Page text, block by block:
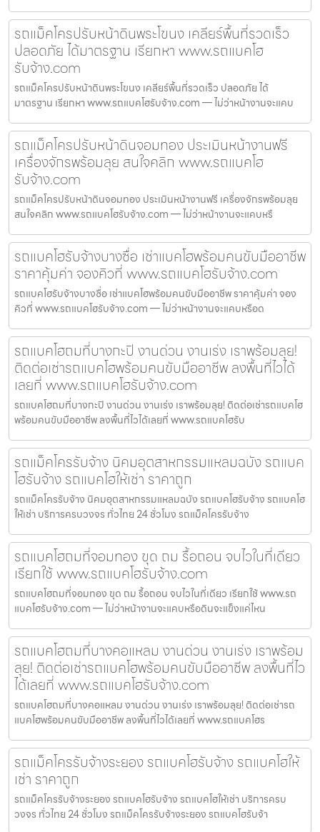
รถแม็คโครปรับหน้าดินพระโขนง เคลียร์พื้นที่รวดเร็ว
ปลอดภัย ได้มาตรฐาน เรียกหา www.รถแบคโฮ
รับจ้าง.com
รถแม็คโครปรับหน้าดินพระโขนง เคลียร์พื้นที่รวดเร็ว ปลอดภัย ได้
มาตรฐาน เรียกหา www.รถแบคโฮรับจ้าง.com — ไม่ว่าหน้างานจะแคบ
รถแม็คโครปรับหน้าดินจอมทอง ประเมินหน้างานฟรี
เครื่องจักรพร้อมลุย สนใจคลิก www.รถแบคโฮ
รับจ้าง.com
รถแม็คโครปรับหน้าดินจอมทอง ประเมินหน้างานฟรี เครื่องจักรพร้อมลุย
สนใจคลิก www.รถแบคโฮรับจ้าง.com — ไม่ว่าหน้างานจะแคบหรื
รถแบคโฮรับจ้างบางซื่อ เช่าแบคโฮพร้อมคนขับมืออาชีพ
ราคาคุ้มค่า จองคิวที่ www.รถแบคโฮรับจ้าง.com
รถแบคโฮรับจ้างบางซื่อ เช่าแบคโฮพร้อมคนขับมืออาชีพ ราคาคุ้มค่า จอง
คิวที่ www.รถแบคโฮรับจ้าง.com — ไม่ว่าหน้างานจะแคบหรือด
รถแบคโฮถมที่บางกะปิ งานด่วน งานเร่ง เราพร้อมลุย!
ติดต่อเช่ารถแบคโฮพร้อมคนขับมืออาชีพ ลงพื้นที่ไวได้
เลยที่ www.รถแบคโฮรับจ้าง.com
รถแบคโฮถมที่บางกะปิ งานด่วน งานเร่ง เราพร้อมลุย! ติดต่อเช่ารถแบคโฮ
พร้อมคนขับมืออาชีพ ลงพื้นที่ไวได้เลยที่ www.รถแบคโฮรับ
รถแม็คโครรับจ้าง นิคมอุตสาหกรรมแหลมฉบัง รถแบค
โฮรับจ้าง รถแบคโฮให้เช่า ราคาถูก
รถแม็คโครรับจ้าง นิคมอุตสาหกรรมแหลมฉบัง รถแบคโฮรับจ้าง รถแบคโฮ
ให้เช่า บริการครบวงจร ทั่วไทย 24 ชั่วโมง รถแม็คโครรับจ้าง
รถแบคโฮถมที่จอมทอง ขุด ถม รื้อถอน จบไวในที่เดียว
เรียกใช้ www.รถแบคโฮรับจ้าง.com
รถแบคโฮถมที่จอมทอง ขุด ถม รื้อถอน จบไวในที่เดียว เรียกใช้ www.รถ
แบคโฮรับจ้าง.com — ไม่ว่าหน้างานจะแคบหรือดินจะแข็งแค่ไหน
รถแบคโฮถมที่บางคอแหลม งานด่วน งานเร่ง เราพร้อม
ลุย! ติดต่อเช่ารถแบคโฮพร้อมคนขับมืออาชีพ ลงพื้นที่ไว
ได้เลยที่ www.รถแบคโฮรับจ้าง.com
รถแบคโฮถมที่บางคอแหลม งานด่วน งานเร่ง เราพร้อมลุย! ติดต่อเช่ารถ
แบคโฮพร้อมคนขับมืออาชีพ ลงพื้นที่ไวได้เลยที่ www.รถแบคโฮร
รถแม็คโครรับจ้างระยอง รถแบคโฮรับจ้าง รถแบคโฮให้
เช่า ราคาถูก
รถแม็คโครรับจ้างระยอง รถแบคโฮรับจ้าง รถแบคโฮให้เช่า บริการครบ
วงจร ทั่วไทย 24 ชั่วโมง รถแม็คโครรับจ้างระยอง รถแบคโฮรับจ้า